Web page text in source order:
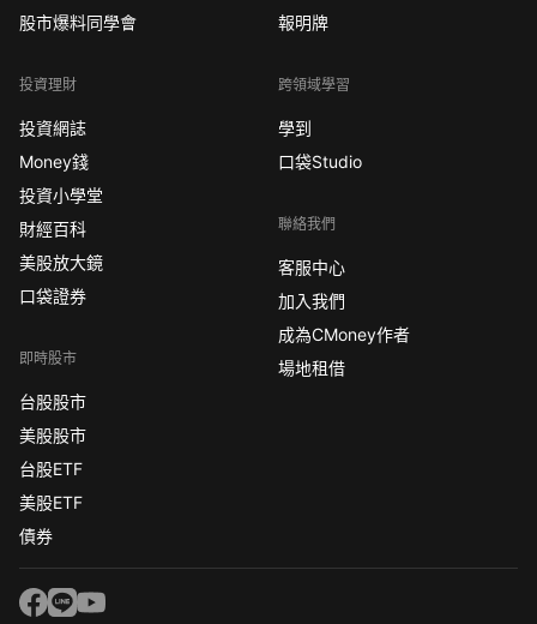
股市爆料同學會
投資理財
投資網誌
Money錢
投資小學堂
財經百科
美股放大鏡
口袋證券
即時股市
台股股市
美股股市
台股ETF
美股ETF
債券
報明牌
跨領域學習
學到
口袋Studio
聯絡我們
客服中心
加入我們
成為CMoney作者
場地租借